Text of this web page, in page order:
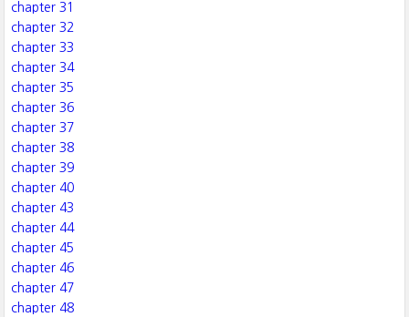
chapter 31
chapter 32
chapter 33
chapter 34
chapter 35
chapter 36
chapter 37
chapter 38
chapter 39
chapter 40
chapter 43
chapter 44
chapter 45
chapter 46
chapter 47
chapter 48